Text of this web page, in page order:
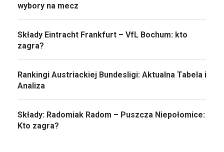
wybory na mecz
Składy Eintracht Frankfurt – VfL Bochum: kto
zagra?
Rankingi Austriackiej Bundesligi: Aktualna Tabela i
Analiza
Składy: Radomiak Radom – Puszcza Niepołomice:
Kto zagra?